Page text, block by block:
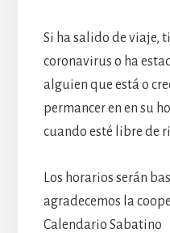
Si ha salido de viaje,
coronavirus o ha
alguien que está o
permancer en en su
cuando esté libre de
Los horarios serán
agradecemos la
Calendario Sabatino